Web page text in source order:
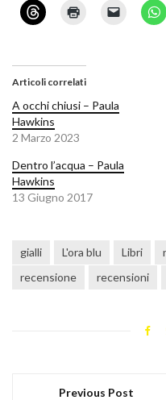
Articoli correlati
A occhi chiusi – Paula
Hawkins
2 Marzo 2023
Dentro l’acqua – Paula
Hawkins
13 Giugno 2017
gialli L'ora blu Libri
recensione
recensioni
Previous Post